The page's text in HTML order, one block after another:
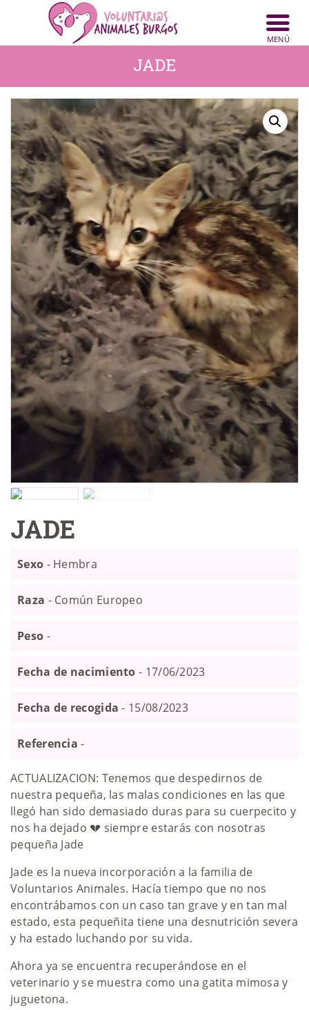
JADE
INICIO
ANIMALES
ACTIVIDADES
CONTACTO
COLABORA
JADE
Sexo - Hembra
Raza - Común Europeo
Peso -
Fecha de nacimiento - 17/06/2023
Fecha de recogida - 15/08/2023
Referencia -
ACTUALIZACION: Tenemos que despedirnos de
nuestra pequeña, las malas condiciones en las que
llegó han sido demasiado duras para su cuerpecito y
nos ha dejado 💔 siempre estarás con nosotras
pequeña Jade
Jade es la nueva incorporación a la familia de
Voluntarios Animales. Hacía tiempo que no nos
encontrábamos con un caso tan grave y en tan mal
estado, esta pequeñita tiene una desnutrición severa
y ha estado luchando por su vida.
Ahora ya se encuentra recuperándose en el
veterinario y se muestra como una gatita mimosa y
juguetona.